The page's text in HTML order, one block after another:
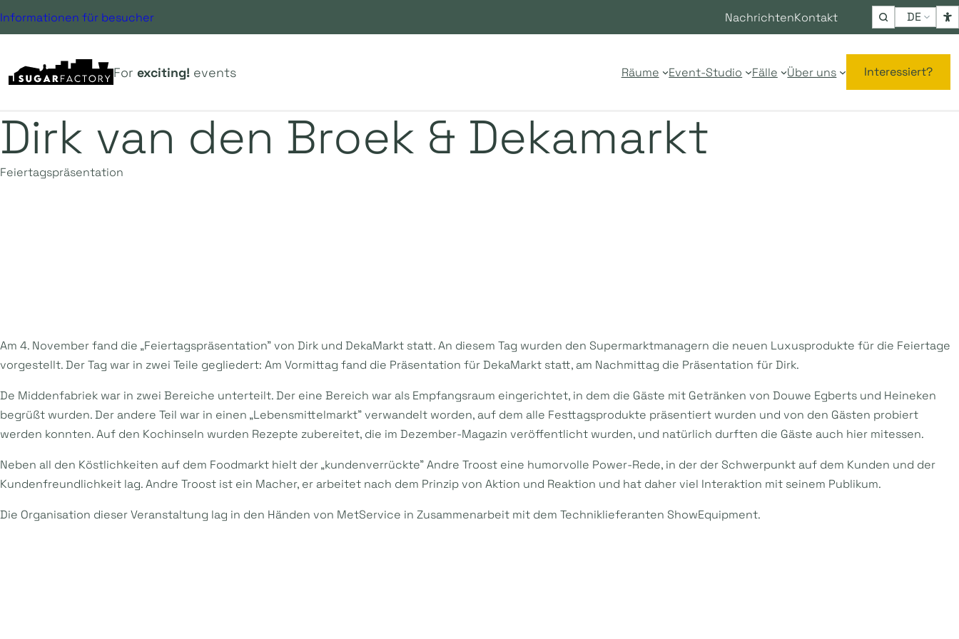
Informationen für besucher NachrichtenKontakt
Choose
a
language
For exciting! events Räume Event-Studio Fälle Über uns Interessiert?
Dirk van den Broek & Dekamarkt
Feiertagspräsentation
Am 4. November fand die „Feiertagspräsentation” von Dirk und DekaMarkt statt. An diesem Tag wurden den Supermarktmanagern die neuen Luxusprodukte für die Feiertage
vorgestellt. Der Tag war in zwei Teile gegliedert: Am Vormittag fand die Präsentation für DekaMarkt statt, am Nachmittag die Präsentation für Dirk.
De Middenfabriek war in zwei Bereiche unterteilt. Der eine Bereich war als Empfangsraum eingerichtet, in dem die Gäste mit Getränken von Douwe Egberts und Heineken
begrüßt wurden. Der andere Teil war in einen „Lebensmittelmarkt” verwandelt worden, auf dem alle Festtagsprodukte präsentiert wurden und von den Gästen probiert
werden konnten. Auf den Kochinseln wurden Rezepte zubereitet, die im Dezember-Magazin veröffentlicht wurden, und natürlich durften die Gäste auch hier mitessen.
Neben all den Köstlichkeiten auf dem Foodmarkt hielt der „kundenverrückte” Andre Troost eine humorvolle Power-Rede, in der der Schwerpunkt auf dem Kunden und der
Kundenfreundlichkeit lag. Andre Troost ist ein Macher, er arbeitet nach dem Prinzip von Aktion und Reaktion und hat daher viel Interaktion mit seinem Publikum.
Die Organisation dieser Veranstaltung lag in den Händen von MetService in Zusammenarbeit mit dem Techniklieferanten ShowEquipment.